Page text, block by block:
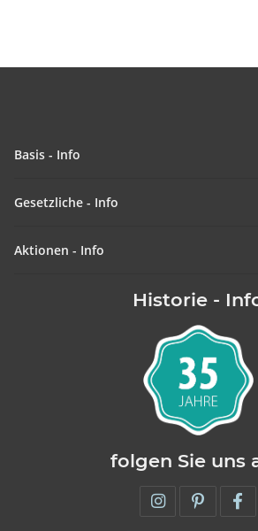
Basis - Info
Gesetzliche - Info
Aktionen - Info
Historie -
folgen Sie uns